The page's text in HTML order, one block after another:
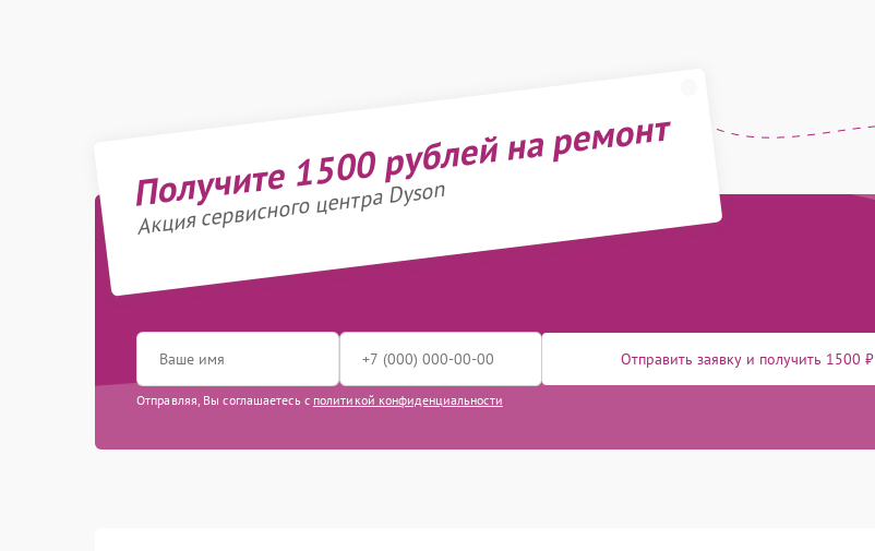
Получите 1500 рублей на ремонт
Акция сервисного центра Dyson
Отправить заявку и получить 1500 ₽
Отправляя, Вы соглашаетесь с политикой конфиденциальности